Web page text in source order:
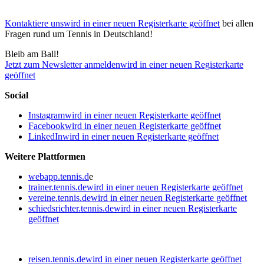
Kontaktiere unswird in einer neuen Registerkarte geöffnet bei allen
Fragen rund um Tennis in Deutschland!
Bleib am Ball!
Jetzt zum Newsletter anmeldenwird in einer neuen Registerkarte
geöffnet
Social
Instagramwird in einer neuen Registerkarte geöffnet
Facebookwird in einer neuen Registerkarte geöffnet
LinkedInwird in einer neuen Registerkarte geöffnet
Weitere Plattformen
webapp.tennis.de
trainer.tennis.dewird in einer neuen Registerkarte geöffnet
vereine.tennis.dewird in einer neuen Registerkarte geöffnet
schiedsrichter.tennis.dewird in einer neuen Registerkarte
geöffnet
reisen.tennis.dewird in einer neuen Registerkarte geöffnet